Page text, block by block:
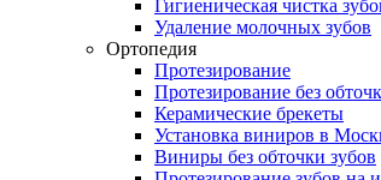
Гигиеническая чистка
Удаление молочных зубов
Ортопедия
Протезирование
Протезирование без
Керамические брекеты
Установка виниров в
Виниры без обточки зубов